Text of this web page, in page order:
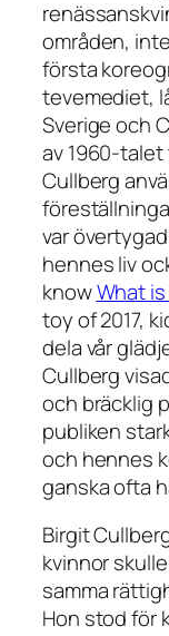
områden,
första
tevemediet,
Sverige och
av 1960-talet
Cullberg
var
hennes liv
knowWhat
toy of 2017,
dela vår
Cullberg
och bräcklig
publiken
och hennes
ganska ofta
Birgit
kvinnor
samma
Hon stod för